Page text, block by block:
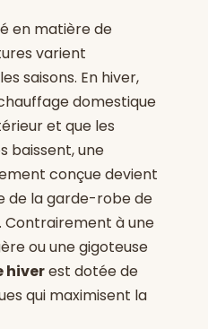
en matière de
varient
saisons. En hiver,
domestique
et que les
baissent, une
conçue devient
de la garde-robe de
à une
ou une gigoteuse
hiverest dotée de
qui maximisent la